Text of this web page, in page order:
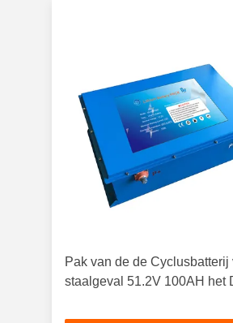
Pak van de de Cyclusbatterij
staalgeval 51.2V 100AH het